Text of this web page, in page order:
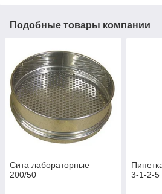
Подобные товары компании
Сита лабораторные
200/50
3-1-2-5